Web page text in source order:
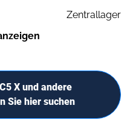
Zentrallager
X und andere
Sie hier suchen